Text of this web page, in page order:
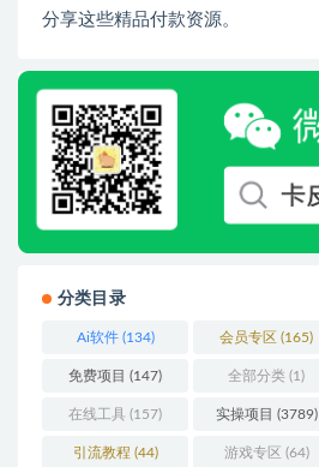
分享这些精品付款资源。
分类目录
Ai软件(134) 会员专区 (165)
免费项目 (147) 全部分类 (1)
在线工具 (157) 实操项目 (3789)
引流教程 (44) 游戏专区 (64)